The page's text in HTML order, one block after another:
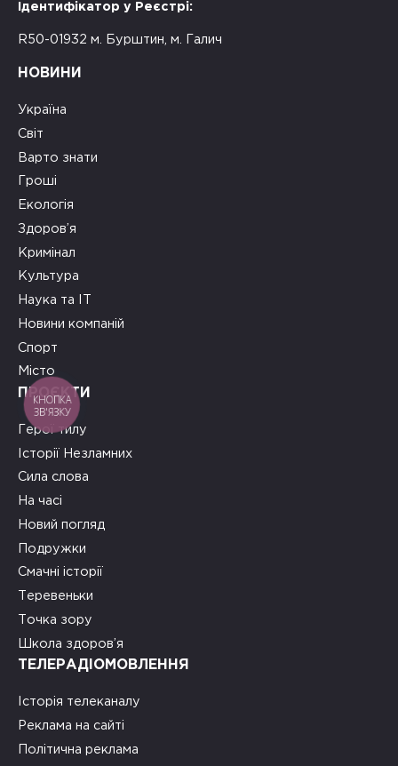
Ідентифікатор у Реєстрі:
R50-01932 м. Бурштин, м. Галич
НОВИНИ
Україна
Світ
Варто знати
Гроші
Екологія
Здоров’я
Кримінал
Культура
Наука та ІТ
Новини компаній
Спорт
Місто
ПРОЄКТИ
Герої тилу
Історії Незламних
Сила слова
На часі
Новий погляд
Подружки
Смачні історії
Теревеньки
Точка зору
Школа здоров’я
ТЕЛЕРАДІОМОВЛЕННЯ
Історія телеканалу
Реклама на сайті
Політична реклама
КНОПКА
ЗВ'ЯЗКУ